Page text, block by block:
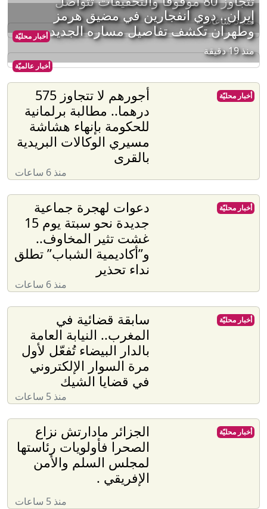
أخبار محليّة
منذ 5 ساعات
أخبار عالميّة
إيران.. دوي انفجارين في مضيق هرمز
وطهران تكشف تفاصيل مساره الجديد
منذ 19 دقيقة
أجورهم لا تتجاوز 575
درهما.. مطالبة برلمانية
للحكومة بإنهاء هشاشة
مسيري الوكالات البريدية
بالقرى
منذ 6 ساعات
أخبار محليّة
دعوات لهجرة جماعية
جديدة نحو سبتة يوم 15
غشت تثير المخاوف..
و”أكاديمية الشباب” تطلق
نداء تحذير
منذ 6 ساعات
أخبار محليّة
سابقة قضائية في
المغرب.. النيابة العامة
بالدار البيضاء تُفعّل لأول
مرة السوار الإلكتروني
في قضايا الشيك
منذ 5 ساعات
أخبار محليّة
الجزائر مادارتش نزاع
الصحرا فأولويات رئاستها
لمجلس السلم والأمن
الإفريقي .
منذ 5 ساعات
أخبار محليّة